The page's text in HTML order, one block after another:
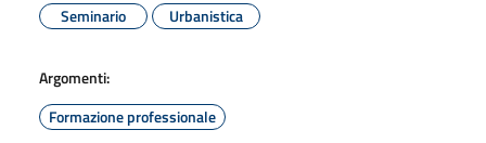
Seminario
Urbanistica
Argomenti:
Formazione professionale